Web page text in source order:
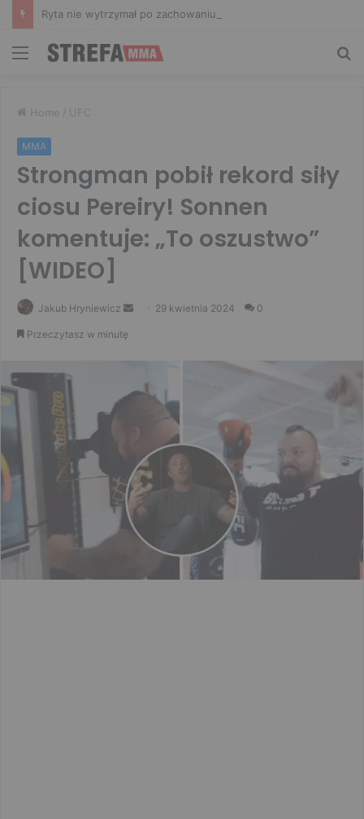
Menu
Home / UFC
MMA
Strongman pobił rekord siły
ciosu Pereiry! Sonnen
komentuje: „To oszustwo”
[WIDEO]
Jakub Hryniewicz
Send 29 kwietnia 2024 0
Przeczytasz w minutę